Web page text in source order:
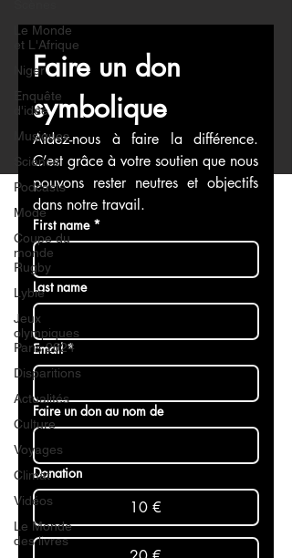
Le Monde
et L'Afrique
Niger
Enquête
d'idée
Musiques
Science
Podcasts
Mode
Coupe du
monde
Rugby
Lybie
Jeux
olympiques
Paris 2024
Disparitions
Actualités
Culture
Voyages
Climat
Vidéos
Le Monde
des livres
Faire un don
symbolique
Aidez-nous à faire la différence.
C’est grâce à votre soutien que nous
pouvons rester neutres et objectifs
dans notre travail.
First name *
Last name
Email *
Faire un don au nom de
Donation
10 €